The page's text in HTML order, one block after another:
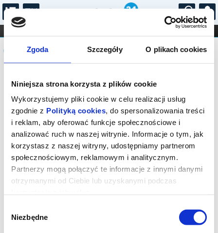
Zgoda Szczegóły O plikach cookies
Niniejsza strona korzysta z plików cookie
Wykorzystujemy pliki cookie w celu realizacji usług
zgodnie z Polityką cookies, do spersonalizowania treści
i reklam, aby oferować funkcje społecznościowe i
analizować ruch w naszej witrynie. Informacje o tym, jak
korzystasz z naszej witryny, udostępniamy partnerom
społecznościowym, reklamowym i analitycznym.
Partnerzy mogą połączyć te informacje z innymi danymi
otrzymanymi od Ciebie lub uzyskanymi podczas
zgody
Niezbędne
...
FILHARMONIA OPERA I BALET
STAND-UP
DLA DZIECI
Komunikat
Sprzedaż biletów on-line na wydarzenie
została zakończona.